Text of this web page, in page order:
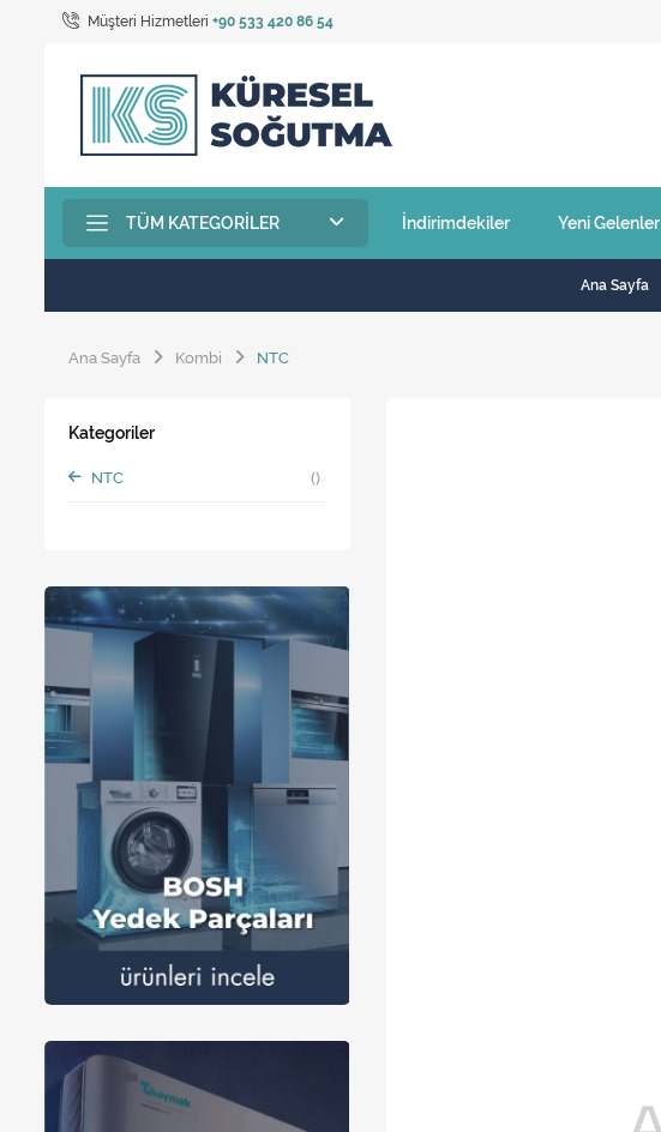
Müşteri Hizmetleri +90 533 420 86 54
TÜM KATEGORILER İndirimdekiler Yeni Gelenler
Ana Sayfa
Ana Sayfa Kombi NTC
Kategoriler
NTC ()